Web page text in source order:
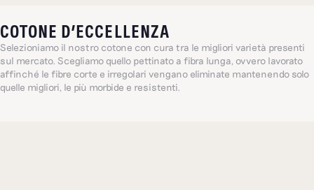
COTONE D’ECCELLENZA
Selezioniamo il nostro cotone con cura tra le migliori varietà presenti
sul mercato. Scegliamo quello pettinato a fibra lunga, ovvero lavorato
affinché le fibre corte e irregolari vengano eliminate mantenendo solo
quelle migliori, le più morbide e resistenti.